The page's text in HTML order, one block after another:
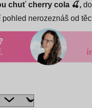
chuť cherry cola 🍒,
nerozeznáš od